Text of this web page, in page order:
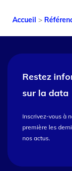
Accueil >
Restez
sur la data
Inscrivez-vous à
première les
nos actus.